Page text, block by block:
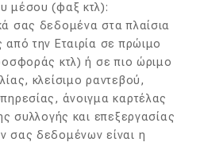
μέσου (φαξ κτλ):
σας δεδομένα στα πλαίσια
την Εταιρία σε πρώιμο
κτλ) ή σε πιο ώριμο
κλείσιμο ραντεβού,
άνοιγμα καρτέλας
συλλογής και επεξεργασίας
σας δεδομένων είναι η